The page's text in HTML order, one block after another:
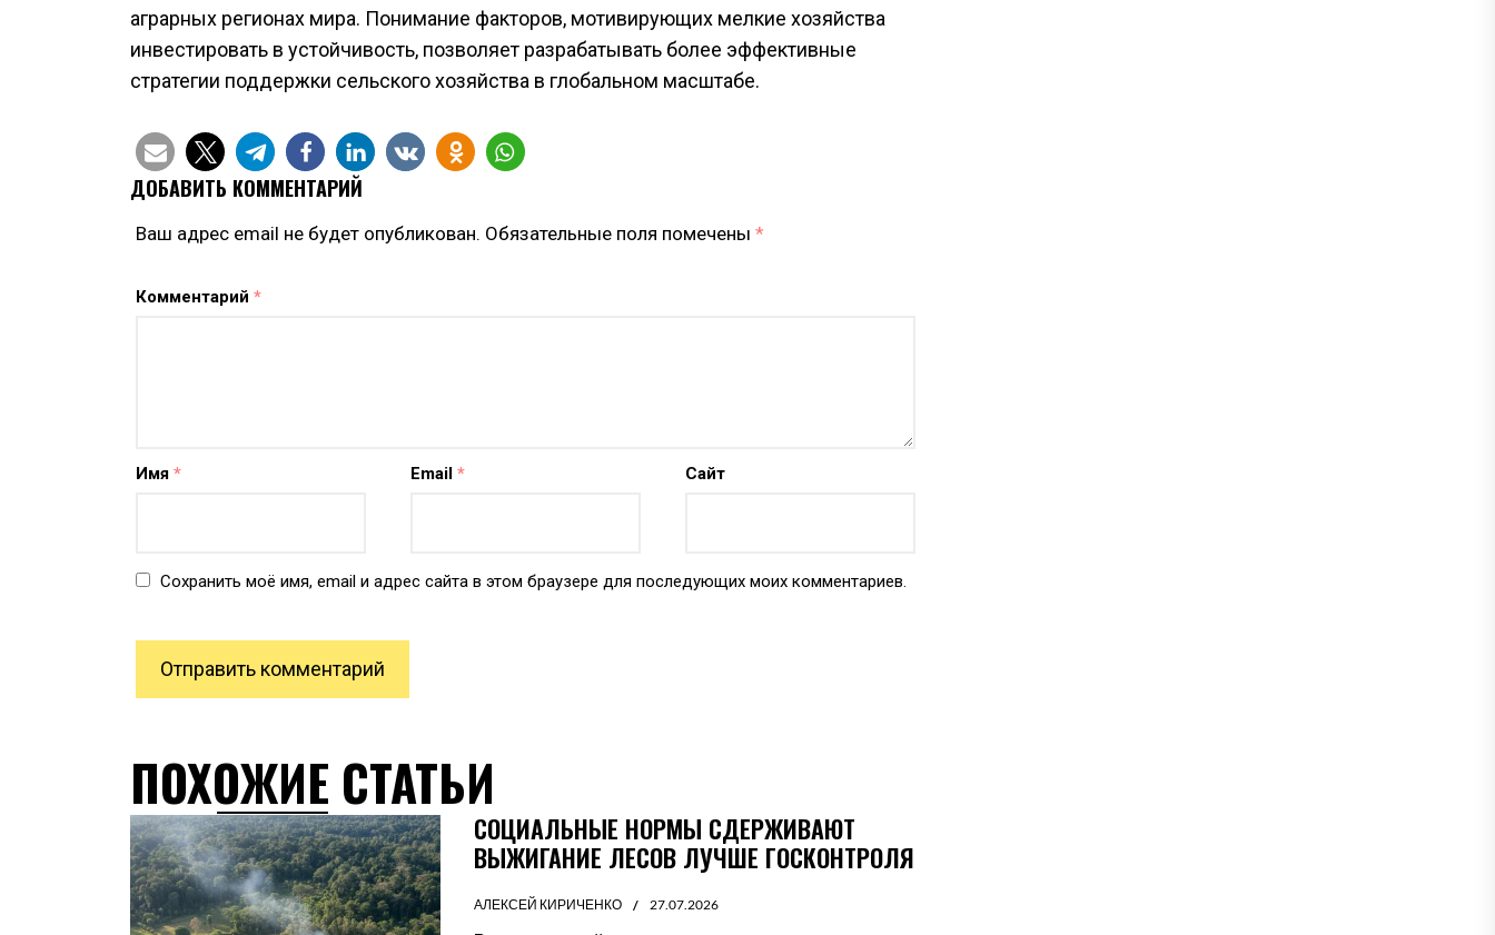
аграрных регионах мира. Понимание факторов, мотивирующих мелкие хозяйства
инвестировать в устойчивость, позволяет разрабатывать более эффективные
стратегии поддержки сельского хозяйства в глобальном масштабе.
ДОБАВИТЬ КОММЕНТАРИЙ
Ваш адрес email не будет опубликован. Обязательные поля помечены *
Комментарий *
Имя * Email * Сайт
Сохранить моё имя, email и адрес сайта в этом браузере для последующих моих комментариев.
ПОХОЖИЕ СТАТЬИ
СОЦИАЛЬНЫЕ НОРМЫ СДЕРЖИВАЮТ
ВЫЖИГАНИЕ ЛЕСОВ ЛУЧШЕ ГОСКОНТРОЛЯ
АЛЕКСЕЙ КИРИЧЕНКО 27.07.2026